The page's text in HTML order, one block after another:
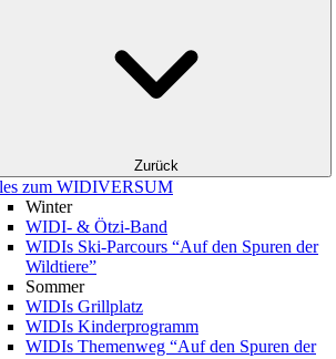
Zurück
zum WIDIVERSUM
Winter
WIDI- & Ötzi-Band
WIDIs Ski-Parcours “Auf den Spuren der
Wildtiere”
Sommer
WIDIs Grillplatz
WIDIs Kinderprogramm
WIDIs Themenweg “Auf den Spuren der